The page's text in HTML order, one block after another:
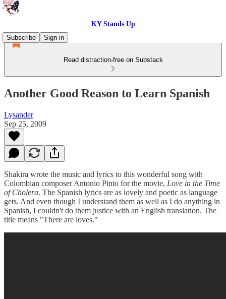
KY Stands Up
Subscribe
Sign in
Read distraction-free on Substack
Another Good Reason to Learn Spanish
Lysander
Sep 25, 2009
Shakira wrote the music and lyrics to this wonderful song with
Colombian composer Antonio Pinto for the movie, Love in the Time
of Cholera. The Spanish lyrics are as lovely and poetic as language
gets. And even though I understand them as well as I do anything in
Spanish, I couldn't do them justice with an English translation. The
title means "There are loves."